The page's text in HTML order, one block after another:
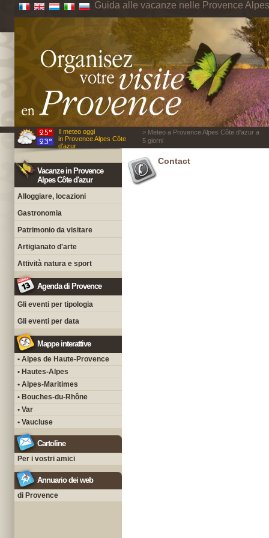
Guida alle vacanze nelle Provence
Il meteo oggi
in Provence Alpes Côte
d'azur
> Meteo a Provence Alpes Côte d'azur a
5 giorni
Vacanze in Provence
Alpes Côte d'azur
Alloggiare, locazioni
Gastronomia
Patrimonio da visitare
Artigianato d'arte
Attività natura e sport
Agenda di Provence
Gli eventi per tipologia
Gli eventi per data
Mappe interattive
• Alpes de Haute-Provence
• Hautes-Alpes
• Alpes-Maritimes
• Bouches-du-Rhône
• Var
• Vaucluse
Cartoline
Per i vostri amici
Annuario dei web
di Provence
Contact